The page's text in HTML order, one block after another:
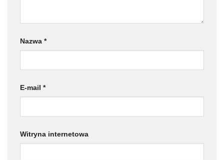
Nazwa *
E-mail *
Witryna internetowa